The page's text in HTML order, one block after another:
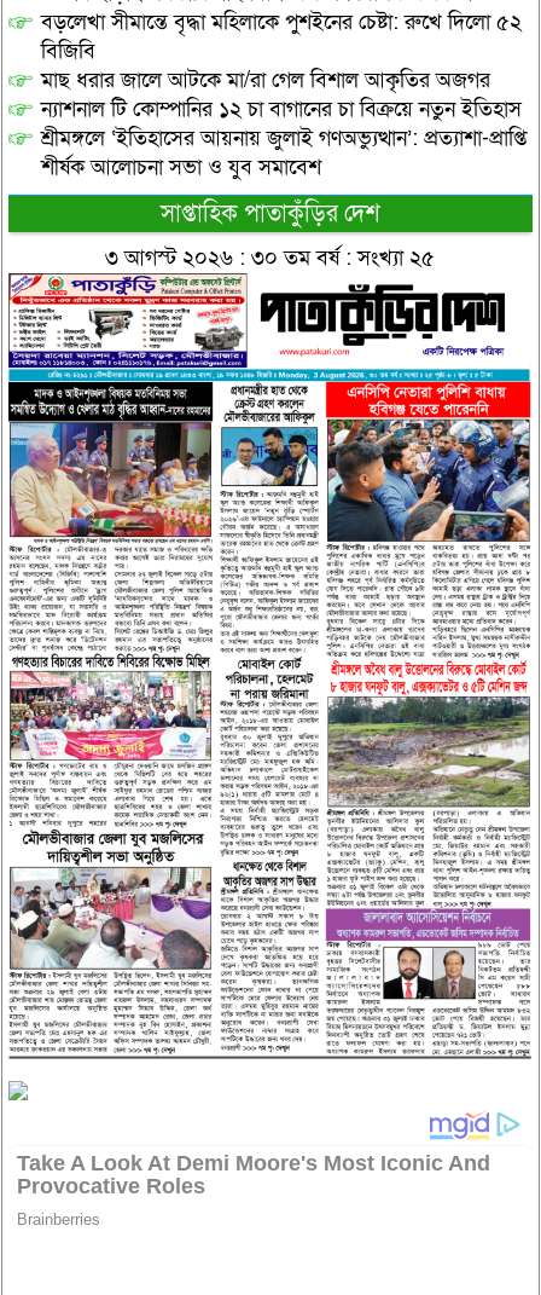
বড়লেখা সীমান্তে বৃদ্ধা মহিলাকে পুশইনের চেষ্টা: রুখে দিলো ৫২
বিজিবি
মাছ ধরার জালে আটকে মা/রা গেল বিশাল আকৃতির অজগর
ন্যাশনাল টি কোম্পানির ১২ চা বাগানের চা বিক্রয়ে নতুন ইতিহাস
শ্রীমঙ্গলে ‘ইতিহাসের আয়নায় জুলাই গণঅভ্যুত্থান’: প্রত্যাশা-প্রাপ্তি
শীর্ষক আলোচনা সভা ও যুব সমাবেশ
সাপ্তাহিক পাতাকুঁড়ির দেশ
৩ আগস্ট ২০২৬ : ৩০ তম বর্ষ : সংখ্যা ২৫